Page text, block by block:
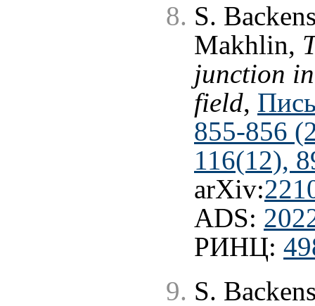
S.
Makhlin,
junction
field,
855-856
116(12),
arXiv:
ADS:
РИНЦ:
S.